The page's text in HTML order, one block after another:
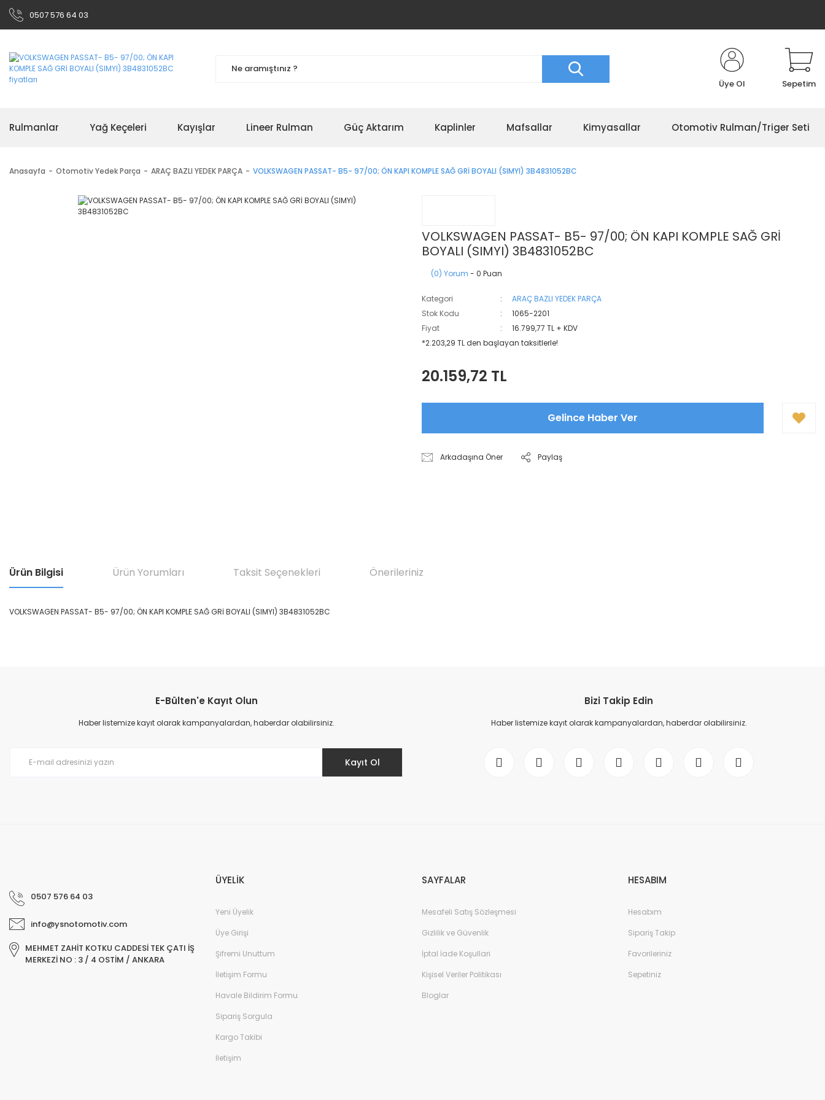
0507 576 64 03
Üye Ol Sepetim
Rulmanlar Yağ Keçeleri Kayışlar Lineer Rulman Güç Aktarım Kaplinler Mafsallar Kimyasallar Otomotiv Rulman/Triger Seti
Anasayfa Otomotiv Yedek Parça ARAÇ BAZLI YEDEK PARÇA VOLKSWAGEN PASSAT- B5- 97/00; ÖN KAPI KOMPLE SAĞ GRİ BOYALI (SIMYI) 3B4831052BC
VOLKSWAGEN PASSAT- B5- 97/00; ÖN KAPI KOMPLE SAĞ GRİ
BOYALI (SIMYI) 3B4831052BC
(0) Yorum - 0 Puan
Kategori
ARAÇ BAZLI YEDEK PARÇA
Stok Kodu
1065-2201
Fiyat
16.799,77 TL + KDV
*2.203,29 TL den başlayan taksitlerle!
20.159,72 TL
Gelince Haber Ver
Arkadaşına Öner Paylaş
Ürün Bilgisi Ürün Yorumları Taksit Seçenekleri Önerileriniz
VOLKSWAGEN PASSAT- B5- 97/00; ÖN KAPI KOMPLE SAĞ GRİ BOYALI (SIMYI) 3B4831052BC
Ürün resmi kalitesiz, bozuk veya görüntülenemiyor.
Ürün açıklamasında eksik bilgiler bulunuyor.
E-Bülten'e Kayıt Olun
Haber listemize kayıt olarak kampanyalardan, haberdar olabilirsiniz.
Kayıt Ol
Bizi Takip Edin
Haber listemize kayıt olarak kampanyalardan, haberdar olabilirsiniz.
0507 576 64 03
info@ysnotomotiv.com
MEHMET ZAHİT KOTKU CADDESİ TEK ÇATI İŞ
MERKEZİ NO : 3 / 4 OSTİM / ANKARA
ÜYELİK
Yeni Üyelik
Üye Girişi
Şifremi Unuttum
İletişim Formu
Havale Bildirim Formu
Sipariş Sorgula
Kargo Takibi
İletişim
SAYFALAR
Mesafeli Satış Sözleşmesi
Gizlilik ve Güvenlik
İptal İade Koşullari
Kişisel Veriler Politikası
Bloglar
HESABIM
Hesabım
Sipariş Takip
Favorileriniz
Sepetiniz